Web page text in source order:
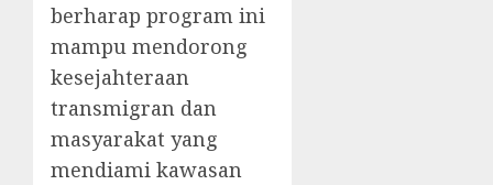
berharap program ini
mampu mendorong
kesejahteraan
transmigran dan
masyarakat yang
mendiami kawasan